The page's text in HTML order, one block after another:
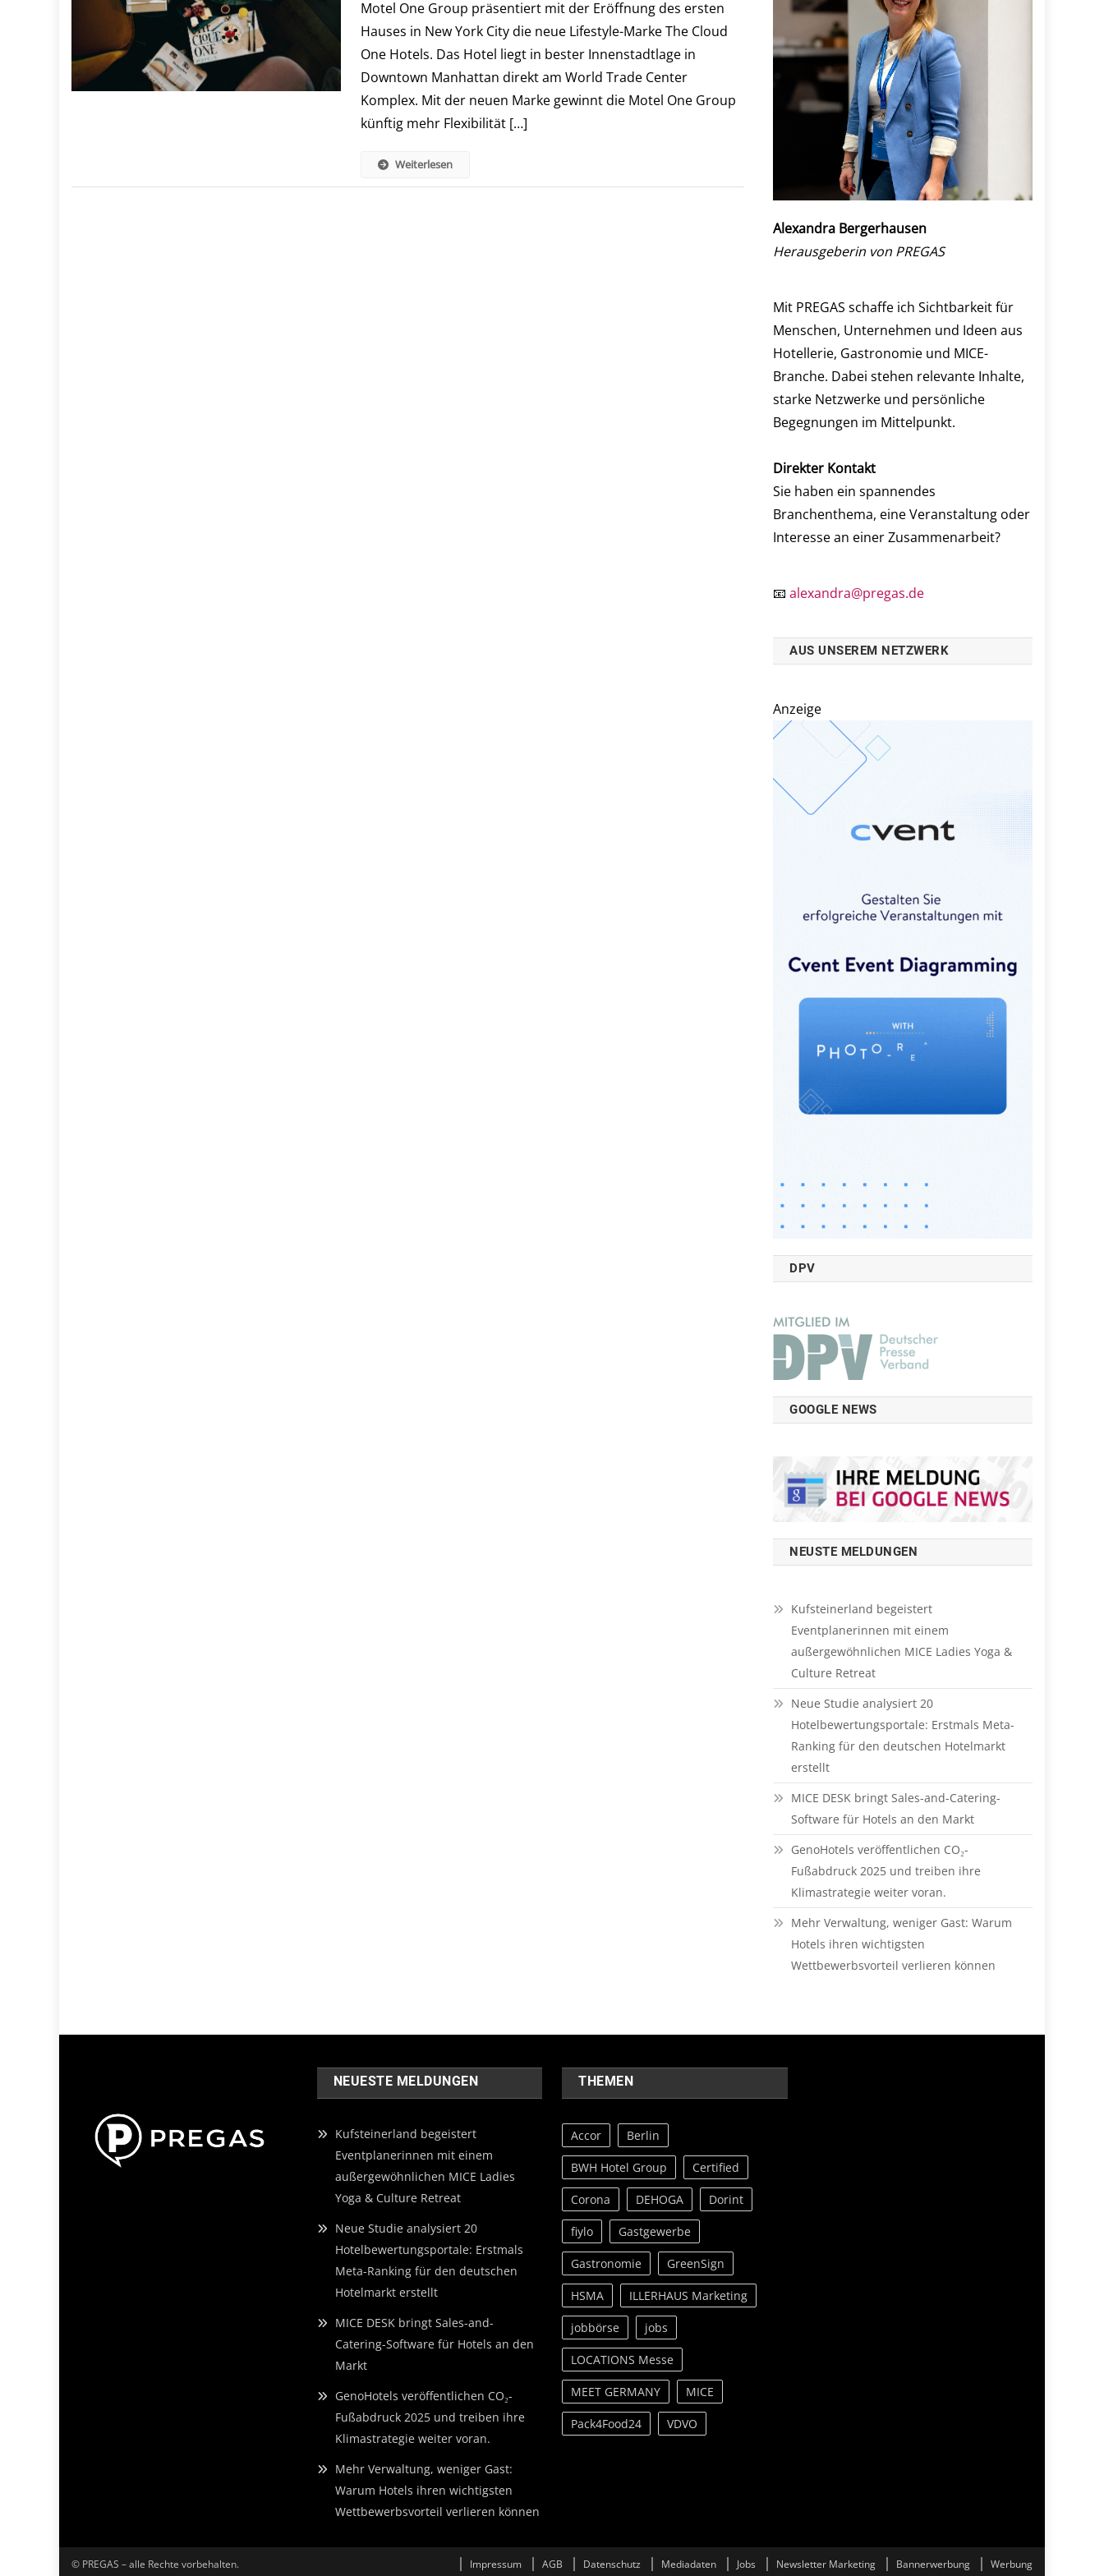
Eröffnet
Erstes
In
New
York
Motel One Group präsentiert mit der Eröffnung des ersten
Hauses in New York City die neue Lifestyle-Marke The Cloud
One Hotels. Das Hotel liegt in bester Innenstadtlage in
Downtown Manhattan direkt am World Trade Center
Komplex. Mit der neuen Marke gewinnt die Motel One Group
künftig mehr Flexibilität […]
Weiterlesen
Alexandra Bergerhausen
Herausgeberin von PREGAS
Mit PREGAS schaffe ich Sichtbarkeit für
Menschen, Unternehmen und Ideen aus
Hotellerie, Gastronomie und MICE-
Branche. Dabei stehen relevante Inhalte,
starke Netzwerke und persönliche
Begegnungen im Mittelpunkt.
Direkter Kontakt
Sie haben ein spannendes
Branchenthema, eine Veranstaltung oder
Interesse an einer Zusammenarbeit?
📧alexandra@pregas.de
AUS UNSEREM NETZWERK
Anzeige
DPV
GOOGLE NEWS
NEUSTE MELDUNGEN
Kufsteinerland begeistert
Eventplanerinnen mit einem
außergewöhnlichen MICE Ladies Yoga &
Culture Retreat
Neue Studie analysiert 20
Hotelbewertungsportale: Erstmals Meta-
Ranking für den deutschen Hotelmarkt
erstellt
MICE DESK bringt Sales-and-Catering-
Software für Hotels an den Markt
GenoHotels veröffentlichen CO₂-
Fußabdruck 2025 und treiben ihre
Klimastrategie weiter voran.
Mehr Verwaltung, weniger Gast: Warum
Hotels ihren wichtigsten
Wettbewerbsvorteil verlieren können
NEUESTE MELDUNGEN
Kufsteinerland begeistert
Eventplanerinnen mit einem
außergewöhnlichen MICE Ladies
Yoga & Culture Retreat
Neue Studie analysiert 20
Hotelbewertungsportale: Erstmals
Meta-Ranking für den deutschen
Hotelmarkt erstellt
MICE DESK bringt Sales-and-
Catering-Software für Hotels an den
Markt
GenoHotels veröffentlichen CO₂-
Fußabdruck 2025 und treiben ihre
Klimastrategie weiter voran.
Mehr Verwaltung, weniger Gast:
Warum Hotels ihren wichtigsten
Wettbewerbsvorteil verlieren können
THEMEN
Accor Berlin
BWH Hotel Group Certified
Corona DEHOGA Dorint
fiylo Gastgewerbe
Gastronomie GreenSign
HSMA ILLERHAUS Marketing
jobbörse jobs
LOCATIONS Messe
MEET GERMANY MICE
Pack4Food24 VDVO
© PREGAS – alle Rechte vorbehalten. Impressum AGB Datenschutz Mediadaten Jobs Newsletter Marketing Bannerwerbung Werbung